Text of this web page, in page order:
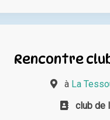
Rencontre
à La
club de